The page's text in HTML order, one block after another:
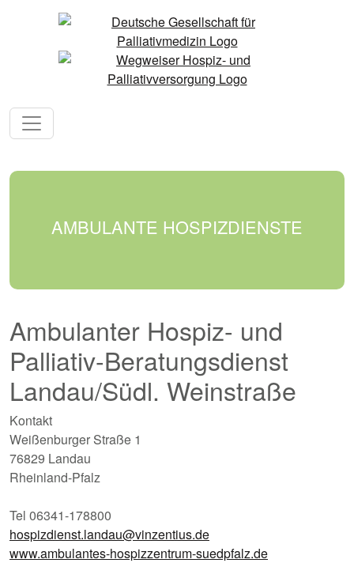
AMBULANTE HOSPIZDIENSTE
Ambulanter Hospiz- und
Palliativ-Beratungsdienst
Landau/Südl. Weinstraße
Kontakt
Weißenburger Straße 1
76829 Landau
Rheinland-Pfalz
Tel 06341-178800
hospizdienst.landau@vinzentius.de
www.ambulantes-hospizzentrum-suedpfalz.de